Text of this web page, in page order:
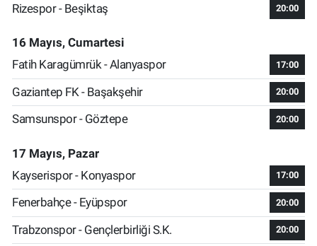
Rizespor - Beşiktaş
20:00
16 Mayıs, Cumartesi
Fatih Karagümrük - Alanyaspor
17:00
Gaziantep FK - Başakşehir 20:00
Samsunspor - Göztepe 20:00
17 Mayıs, Pazar
Kayserispor - Konyaspor
17:00
Fenerbahçe - Eyüpspor 20:00
Trabzonspor - Gençlerbirliği S.K. 20:00